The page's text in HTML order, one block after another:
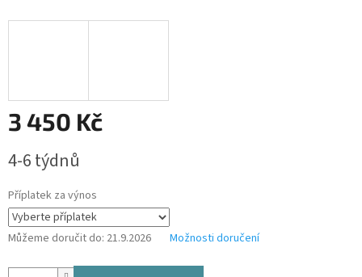
3 450 Kč
cena:
4-6 týdnů
Příplatek za výnos
Můžeme doručit do: 21.9.2026 Možnosti doručení